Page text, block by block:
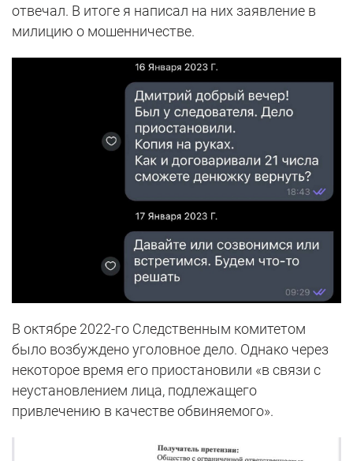
отвечал. В итоге я написал на них заявление в
милицию о мошенничестве.
В октябре 2022-го Следственным комитетом
было возбуждено уголовное дело. Однако через
некоторое время его приостановили «в связи с
неустановлением лица, подлежащего
привлечению в качестве обвиняемого».